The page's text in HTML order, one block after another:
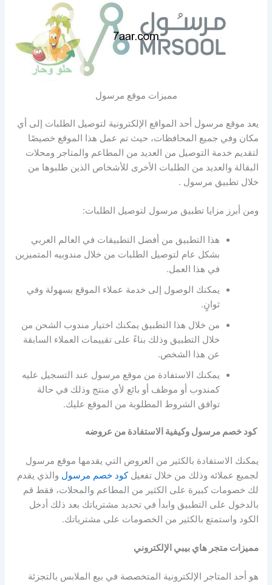
مميزات موقع مرسول
يعد موقع مرسول أحد المواقع الإلكترونية لتوصيل الطلبات إلى أي
مكان وفي جميع المحافظات، حيث تم عمل هذا الموقع خصيصًا
لتقديم خدمة التوصيل من العديد من المطاعم والمتاجر ومحلات
البقالة والعديد من الطلبات الأخرى للأشخاص الذين طلبوها من
خلال تطبيق مرسول .
ومن أبرز مزايا تطبيق مرسول لتوصيل الطلبات:
هذا التطبيق من أفضل التطبيقات في العالم العربي
بشكل عام لتوصيل الطلبات من خلال مندوبيه المتميزين
في هذا العمل.
يمكنك الوصول إلى خدمة عملاء الموقع بسهولة وفي
ثوانٍ.
من خلال هذا التطبيق يمكنك اختيار مندوب الشحن من
خلال التطبيق وذلك بناءً على تقييمات العملاء السابقة
عن هذا الشخص.
يمكنك الاستفادة من موقع مرسول عند التسجيل عليه
كمندوب أو موظف أو بائع لأي منتج وذلك في حالة
توافق الشروط المطلوبة من الموقع عليك.
كود خصم مرسول وكيفية الاستفادة من عروضه
يمكنك الاستفادة بالكثير من العروض التي يقدمها موقع مرسول
لجميع عملائه وذلك من خلال تفعيلكود خصم مرسول والذي يقدم
لك خصومات كبيرة على الكثير من المطاعم والمحلات، فقط قم
بالدخول على التطبيق وابدأ في تحديد مشترياتك بعد ذلك أدخل
الكود واستمتع بالكثير من الخصومات على مشترياتك.
مميزات متجر هاي بيبي الإلكتروني
هو أحد المتاجر الإلكترونية المتخصصة في بيع الملابس بالتجزئة